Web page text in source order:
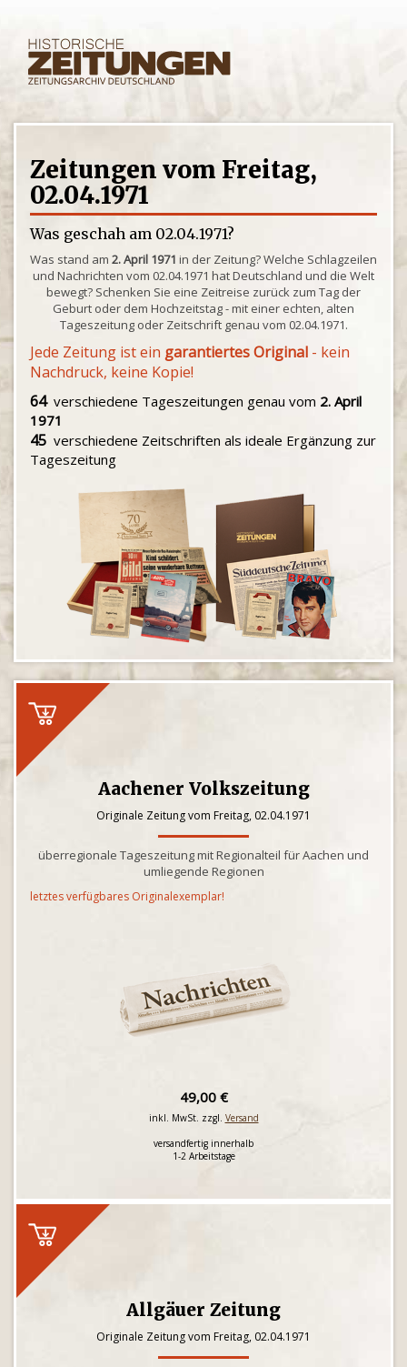
Zeitungen vom Freitag,
02.04.1971
Was geschah am 02.04.1971?
Was stand am 2. April 1971 in der Zeitung? Welche Schlagzeilen
und Nachrichten vom 02.04.1971 hat Deutschland und die Welt
bewegt? Schenken Sie eine Zeitreise zurück zum Tag der
Geburt oder dem Hochzeitstag - mit einer echten, alten
Tageszeitung oder Zeitschrift genau vom 02.04.1971.
Jede Zeitung ist ein garantiertes Original - kein
Nachdruck, keine Kopie!
64verschiedene Tageszeitungen genau vom 2. April
1971
45 verschiedene Zeitschriften als ideale Ergänzung zur
Tageszeitung
Aachener Volkszeitung
Originale Zeitung vom Freitag, 02.04.1971
überregionale Tageszeitung mit Regionalteil für Aachen und
umliegende Regionen
letztes verfügbares Originalexemplar!
49,00 €
inkl. MwSt. zzgl. Versand
versandfertig innerhalb
1-2 Arbeitstage
Allgäuer Zeitung
Originale Zeitung vom Freitag, 02.04.1971